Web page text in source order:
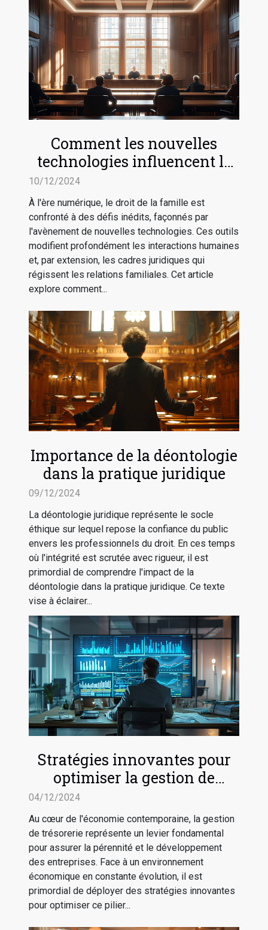
Comment les nouvelles
technologies influencent le
droit de la famille
10/12/2024
À l'ère numérique, le droit de la famille est
confronté à des défis inédits, façonnés par
l'avènement de nouvelles technologies. Ces outils
modifient profondément les interactions humaines
et, par extension, les cadres juridiques qui
régissent les relations familiales. Cet article
explore comment...
Importance de la déontologie
dans la pratique juridique
09/12/2024
La déontologie juridique représente le socle
éthique sur lequel repose la confiance du public
envers les professionnels du droit. En ces temps
où l'intégrité est scrutée avec rigueur, il est
primordial de comprendre l'impact de la
déontologie dans la pratique juridique. Ce texte
vise à éclairer...
Stratégies innovantes pour
optimiser la gestion de
trésorerie en entreprise
04/12/2024
Au cœur de l'économie contemporaine, la gestion
de trésorerie représente un levier fondamental
pour assurer la pérennité et le développement
des entreprises. Face à un environnement
économique en constante évolution, il est
primordial de déployer des stratégies innovantes
pour optimiser ce pilier...